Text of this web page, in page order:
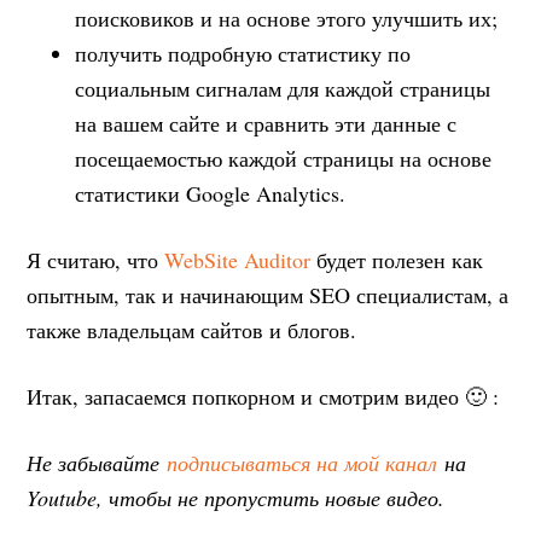
поисковиков и на основе этого улучшить их;
получить подробную статистику по
социальным сигналам для каждой страницы
на вашем сайте и сравнить эти данные с
посещаемостью каждой страницы на основе
статистики Google Analytics.
Я считаю, чтоWebSite Auditor будет полезен как
опытным, так и начинающим SEO специалистам, а
также владельцам сайтов и блогов.
Итак, запасаемся попкорном и смотрим видео 🙂 :
Не забывайтеподписываться на мой канал на
Youtube, чтобы не пропустить новые видео.